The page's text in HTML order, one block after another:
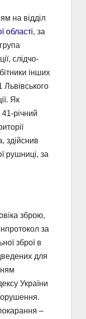
на відділ
області, за
слідчо-
інших
Львівського
Як
річний
здійснив
рушниці, за
зброю,
за
зброї в
для
України
–